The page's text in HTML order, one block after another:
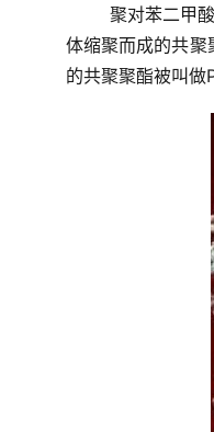
聚对苯二甲
体缩聚而成的共
的共聚聚酯被叫做